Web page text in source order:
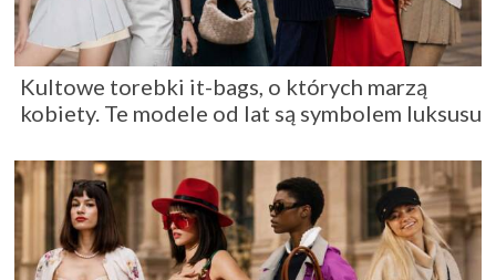
Kultowe torebki it-bags, o których marzą
kobiety. Te modele od lat są symbolem luksusu